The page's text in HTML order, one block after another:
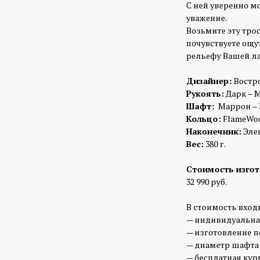
С ней уверенно
уважение.
Возьмите эту
почувствуете
рельефу Вашей
Дизайнер:
Рукоять:Дарк –
Шафт: Маррон –
Кольцо:
Наконечник:
Вес: 380 г.
Стоимость
32 990 руб.
В стоимость
—
— изготовление
— диаметр шафта
— бесплатная